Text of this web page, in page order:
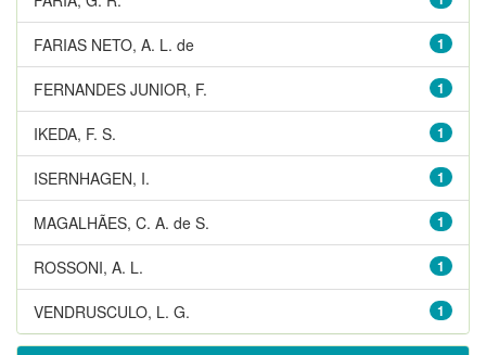
1
FARIAS NETO, A. L. de
1
FERNANDES JUNIOR, F.
1
IKEDA, F. S.
1
ISERNHAGEN, I.
1
MAGALHÃES, C. A. de S.
1
ROSSONI, A. L.
1
VENDRUSCULO, L. G.